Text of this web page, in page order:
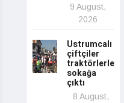
9 August,
2026
Ustrumcalı
çiftçiler
traktörlerle
sokağa
çıktı
8 August,